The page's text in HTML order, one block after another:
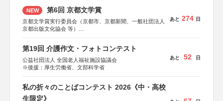
NEW 第6回 京都文学賞
京都文学賞実行委員会（京都市、京都新聞、一般社団法人
京都出版文化協会 等）
集英社、小学館、祥伝社、新潮社、淡交社、ちいさいミシ
マ社、徳間書店、早川書房、PHP研究所、双葉社、文藝春
秋、ポプラ社、毎日新聞出版
あと 274 日
第19回 介護作文・フォトコンテスト
公益社団法人 全国老人福祉施設協議会
※後援：厚生労働省、文部科学省
あと 52 日
私の折々のことばコンテスト 2026《中・高校
生限定》